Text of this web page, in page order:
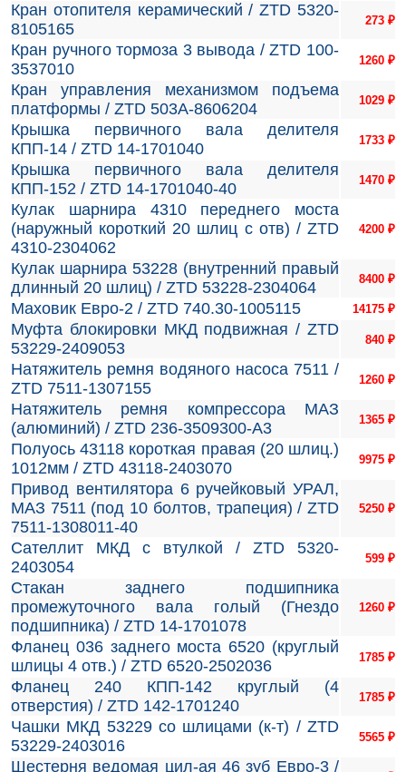
Кран отопителя керамический / ZTD 5320-
8105165
273 ₽
Кран ручного тормоза 3 вывода / ZTD 100-
3537010
1260 ₽
Кран управления механизмом подъема
платформы / ZTD 503А-8606204
1029 ₽
Крышка первичного вала делителя
КПП-14 / ZTD 14-1701040
1733 ₽
Крышка первичного вала делителя
КПП-152 / ZTD 14-1701040-40
1470 ₽
Кулак шарнира 4310 переднего моста
(наружный короткий 20 шлиц с отв) / ZTD
4310-2304062
4200 ₽
Кулак шарнира 53228 (внутренний правый
длинный 20 шлиц) / ZTD 53228-2304064
8400 ₽
Маховик Евро-2 / ZTD 740.30-1005115 14175 ₽
Муфта блокировки МКД подвижная / ZTD
53229-2409053
840 ₽
Натяжитель ремня водяного насоса 7511 /
ZTD 7511-1307155
1260 ₽
Натяжитель ремня компрессора МАЗ
(алюминий) / ZTD 236-3509300-А3
1365 ₽
Полуось 43118 короткая правая (20 шлиц.)
1012мм / ZTD 43118-2403070
9975 ₽
Привод вентилятора 6 ручейковый УРАЛ,
МАЗ 7511 (под 10 болтов, трапеция) / ZTD
7511-1308011-40
5250 ₽
Сателлит МКД с втулкой / ZTD 5320-
2403054
599 ₽
Стакан заднего подшипника
промежуточного вала голый (Гнездо
подшипника) / ZTD 14-1701078
1260 ₽
Фланец 036 заднего моста 6520 (круглый
шлицы 4 отв.) / ZTD 6520-2502036
1785 ₽
Фланец 240 КПП-142 круглый (4
отверстия) / ZTD 142-1701240
1785 ₽
Чашки МКД 53229 со шлицами (к-т) / ZTD
53229-2403016
5565 ₽
Шестерня ведомая цил-ая 46 зуб Евро-3 /